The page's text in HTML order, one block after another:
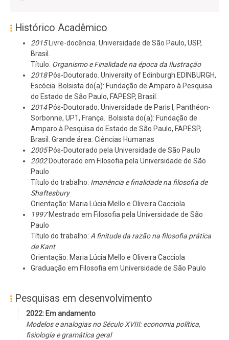
Histórico Acadêmico
2015Livre-docência. Universidade de São Paulo, USP,
Brasil.
Título: Organismo e Finalidade na época da Ilustração
2018Pós-Doutorado. University of Edinburgh EDINBURGH,
Escócia. Bolsista do(a): Fundação de Amparo à Pesquisa
do Estado de São Paulo, FAPESP, Brasil.
2014Pós-Doutorado. Universidade de Paris I, Panthéon-
Sorbonne, UP1, França. Bolsista do(a): Fundação de
Amparo à Pesquisa do Estado de São Paulo, FAPESP,
Brasil. Grande área: Ciências Humanas
2005Pós-Doutorado pela Universidade de São Paulo
2002 Doutorado em Filosofia pela Universidade de São
Paulo
Título do trabalho: Imanência e finalidade na filosofia de
Shaftesbury
Orientação: Maria Lúcia Mello e Oliveira Cacciola
1997Mestrado em Filosofia pela Universidade de São
Paulo
Título do trabalho: A finitude da razão na filosofia prática
de Kant
Orientação: Maria Lúcia Mello e Oliveira Cacciola
Graduação em Filosofia em Universidade de São Paulo
Pesquisas em desenvolvimento
2022: Em andamento
Modelos e analogias no Século XVIII: economia política,
fisiologia e gramática geral